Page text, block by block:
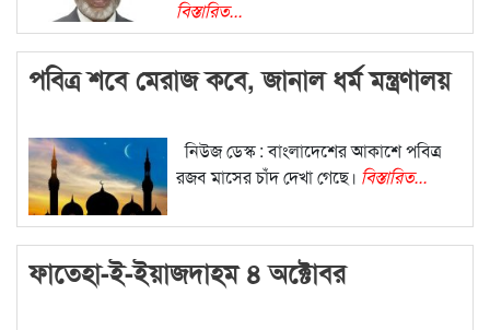
বিস্তারিত...
পবিত্র শবে মেরাজ কবে, জানাল ধর্ম মন্ত্রণালয়
নিউজ ডেস্ক : বাংলাদেশের আকাশে পবিত্র
রজব মাসের চাঁদ দেখা গেছে। বিস্তারিত...
ফাতেহা-ই-ইয়াজদাহম ৪ অক্টোবর